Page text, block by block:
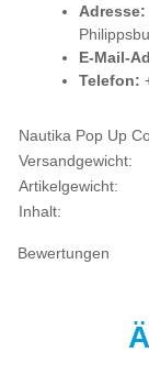
Adresse:
E-Mail-
Telefon:
Wert
Nautika Pop Up
Versandgewicht:
Artikelgewicht:
Inhalt:
Bewertungen